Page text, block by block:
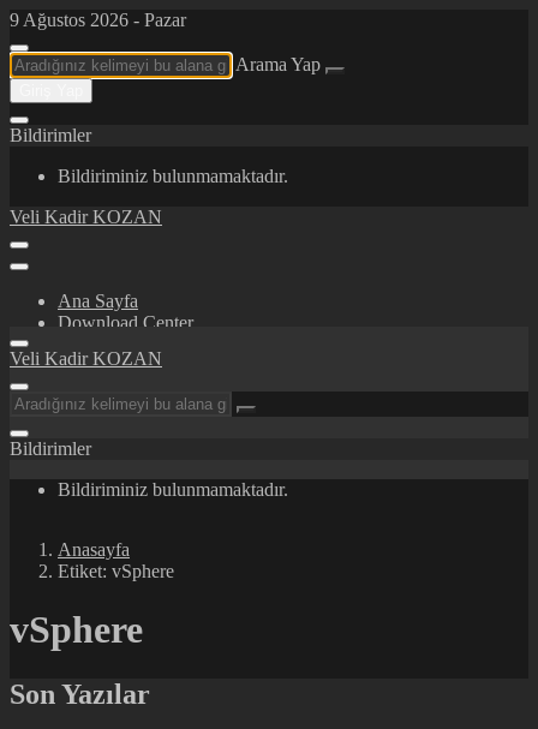
9 Ağustos 2026 - Pazar
Arama Yap
Bildirimler
Bildiriminiz bulunmamaktadır.
Veli Kadir KOZAN
Ana Sayfa
Download Center
İletişim
Veli Kadir KOZAN
Bildirimler
Bildiriminiz bulunmamaktadır.
Anasayfa
Etiket: vSphere
vSphere
Son Yazılar